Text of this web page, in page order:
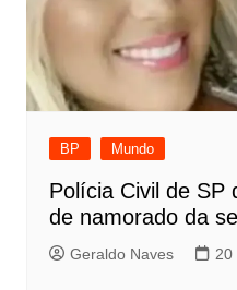
BP Mundo
Polícia Civil de SP
de namorado da
Geraldo Naves 20